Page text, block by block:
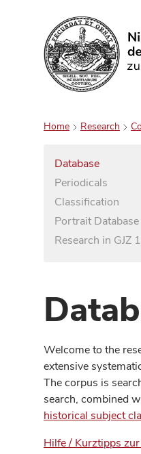
Home Research
Database
Periodicals
Classification
Portrait Database
Research in GJZ
Welcome to the
extensive
The corpus is
search, combined
historical subject
Hilfe / Kurztipps